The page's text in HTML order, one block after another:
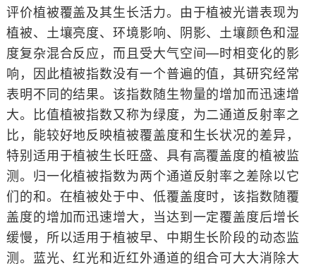
评价植被覆盖及其生长活力。由于植被光谱表现为
植被、土壤亮度、环境影响、阴影、土壤颜色和湿
度复杂混合反应，而且受大气空间—时相变化的影
响，因此植被指数没有一个普遍的值，其研究经常
表明不同的结果。该指数随生物量的增加而迅速增
大。比值植被指数又称为绿度，为二通道反射率之
比，能较好地反映植被覆盖度和生长状况的差异，
特别适用于植被生长旺盛、具有高覆盖度的植被监
测。归一化植被指数为两个通道反射率之差除以它
们的和。在植被处于中、低覆盖度时，该指数随覆
盖度的增加而迅速增大，当达到一定覆盖度后增长
缓慢，所以适用于植被早、中期生长阶段的动态监
测。蓝光、红光和近红外通道的组合可大大消除大